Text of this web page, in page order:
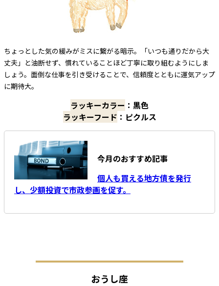
ちょっとした気の緩みがミスに繋がる暗示。「いつも通りだから大
丈夫」と油断せず、慣れていることほど丁寧に取り組むようにしま
しょう。面倒な仕事を引き受けることで、信頼度とともに運気アップ
に期待大。
ラッキーカラー ：黒色
ラッキーフード ：ピクルス
今月のおすすめ記事
個人も買える地方債を発行
し、少額投資で市政参画を促す。
おうし座